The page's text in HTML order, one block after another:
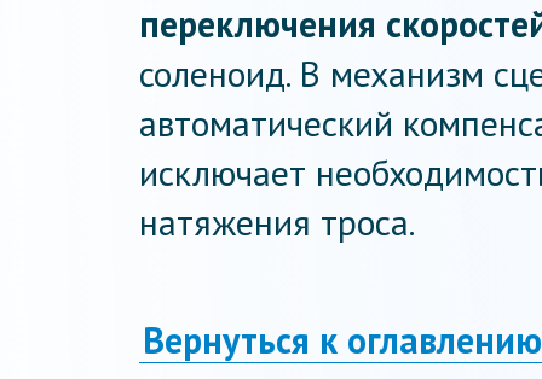
переключения
соленоид. В механизм
автоматический
исключает
натяжения троса.
Вернуться к оглавлению